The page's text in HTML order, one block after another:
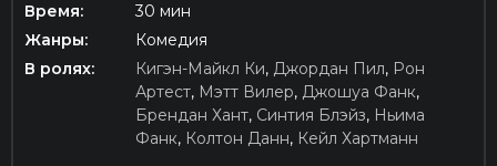
Время:
30 мин
Жанры:
Комедия
В ролях:
Кигэн-Майкл Ки, Джордан Пил, Рон
Артест, Мэтт Вилер, Джошуа Фанк,
Брендан Хант, Синтия Блэйз, Ньима
Фанк, Колтон Данн, Кейл Хартманн